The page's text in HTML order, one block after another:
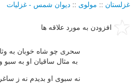
غزلستان :: مولوی :: دیوان شمس - غزلیات
افزودن به مورد علاقه ها
سحری چو شاه خوبان به
به مثال ساقیان او به سبو
نه سبوی او بدیدم نه ز